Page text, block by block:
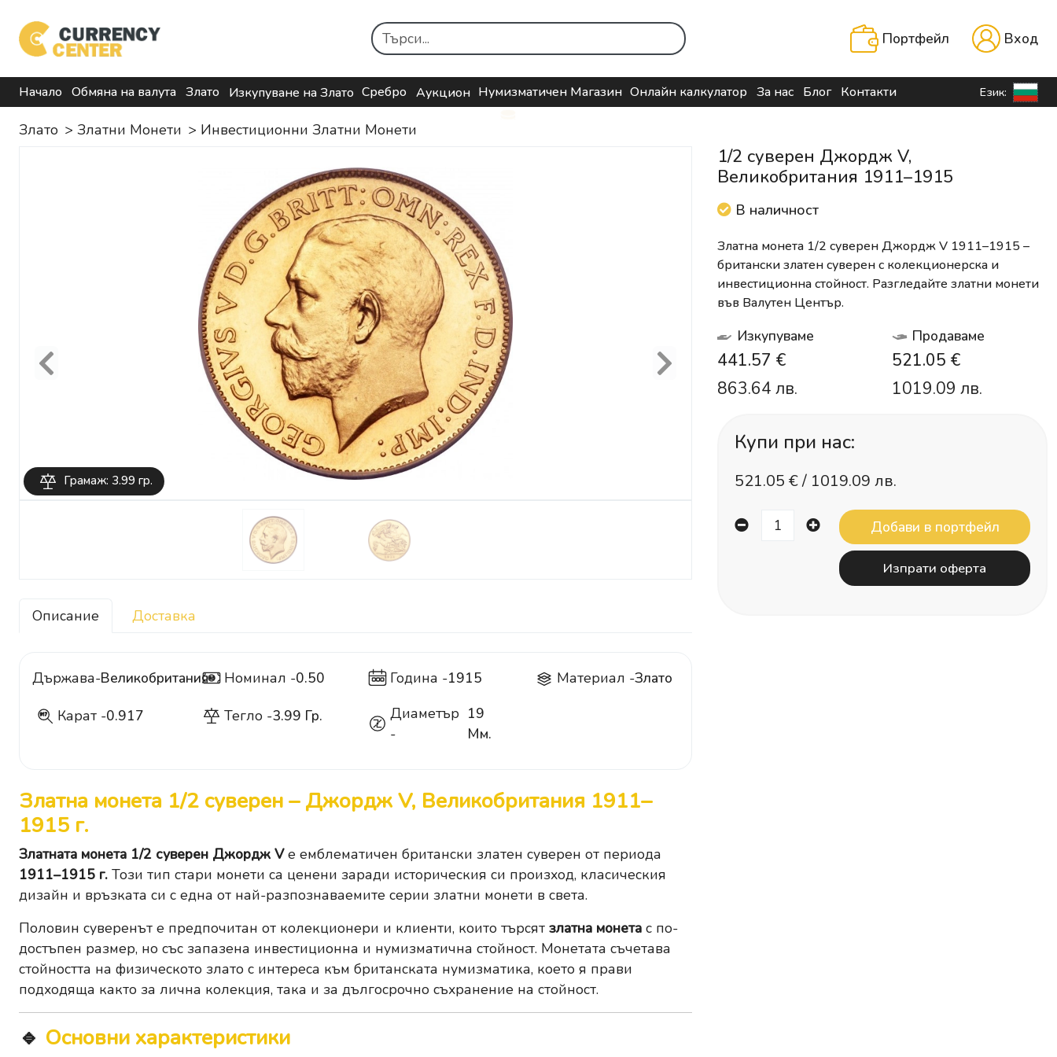
Портфейл Вход
Начало Обмяна на валута Злато Изкупуване на Злато Сребро Аукцион Нумизматичен Магазин Онлайн калкулатор За нас Блог Контакти Език:
Злато > Златни Монети > Инвестиционни Златни Монети
Грамаж: 3.99 гр.
Previous Next
1/2 суверен Джордж V,
Великобритания 1911–1915
В наличност
Златна монета 1/2 суверен Джордж V 1911–1915 –
британски златен суверен с колекционерска и
инвестиционна стойност. Разгледайте златни монети
във Валутен Център.
Изкупуваме
441.57 €
863.64 лв.
Продаваме
521.05 €
1019.09 лв.
Купи при нас:
521.05 € / 1019.09 лв.
Изпрати оферта
Описание Доставка
Държава-Великобритания0.5 Номинал -0.50 Година -1915 Материал -Злато
917 Карат -0.917 Тегло -3.99 Гр.
Диаметър
-
19
Мм.
Златна монета 1/2 суверен – Джордж V, Великобритания 1911–
1915 г.
Златната монета 1/2 суверен Джордж Vе емблематичен британски златен суверен от периода
1911–1915 г. Този тип стари монети са ценени заради историческия си произход, класическия
дизайн и връзката си с една от най-разпознаваемите серии златни монети в света.
Половин суверенът е предпочитан от колекционери и клиенти, които търсят златна монета с по-
достъпен размер, но със запазена инвестиционна и нумизматична стойност. Монетата съчетава
стойността на физическото злато с интереса към британската нумизматика, което я прави
подходяща както за лична колекция, така и за дългосрочно съхранение на стойност.
🔹 Основни характеристики